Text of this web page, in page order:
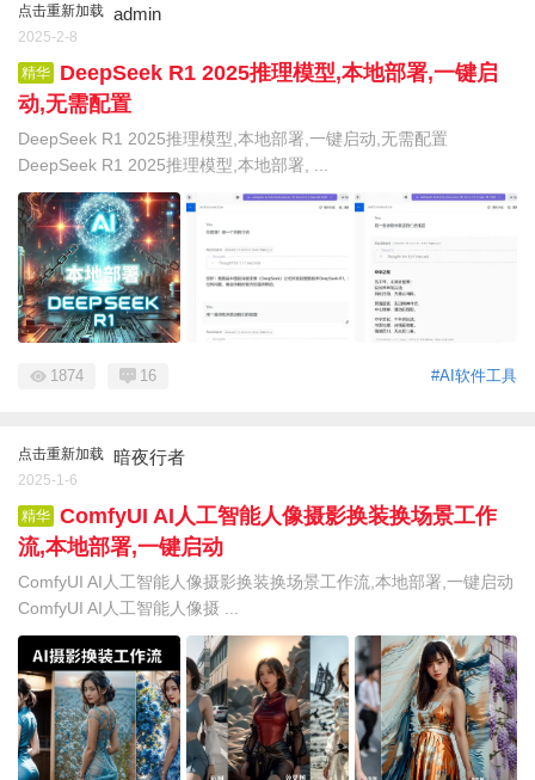
点击重新加载 admin
2025-2-8
精华
DeepSeek R1 2025推理模型,本地部署,一键启
动,无需配置
DeepSeek R1 2025推理模型,本地部署,一键启动,无需配置
DeepSeek R1 2025推理模型,本地部署, ...
#AI软件工具
1874 16
点击重新加载 暗夜行者
2025-1-6
精华 ComfyUI AI人工智能人像摄影换装换场景工作
流,本地部署,一键启动
ComfyUI AI人工智能人像摄影换装换场景工作流,本地部署,一键启动
ComfyUI AI人工智能人像摄 ...